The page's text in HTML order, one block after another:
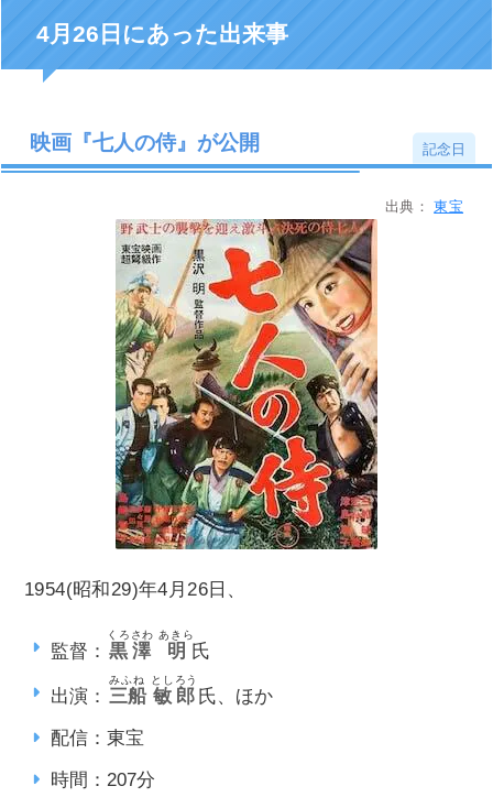
4月26日にあった出来事
映画『七人の侍』が公開 記念日
出典： 東宝
1954(昭和29)年4月26日、
監督： 黒澤
くろさわ
明
あきら
氏
出演： 三船
みふね
敏郎
としろう
氏、ほか
配信：東宝
時間：207分